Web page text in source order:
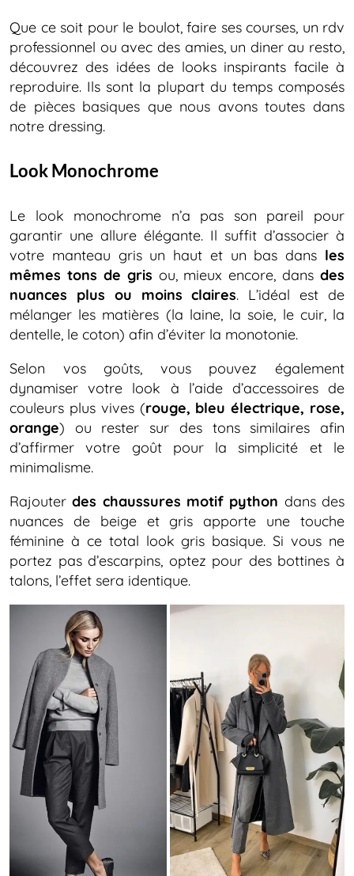
Que ce soit pour le boulot, faire ses courses, un rdv
professionnel ou avec des amies, un diner au resto,
découvrez des idées de looks inspirants facile à
reproduire. Ils sont la plupart du temps composés
de pièces basiques que nous avons toutes dans
notre dressing.
Look Monochrome
Le look monochrome n’a pas son pareil pour
garantir une allure élégante. Il suffit d’associer à
votre manteau gris un haut et un bas dans les
mêmes tons de gris ou, mieux encore, dans des
nuances plus ou moins claires. L’idéal est de
mélanger les matières (la laine, la soie, le cuir, la
dentelle, le coton) afin d’éviter la monotonie.
Selon vos goûts, vous pouvez également
dynamiser votre look à l’aide d’accessoires de
couleurs plus vives (rouge, bleu électrique, rose,
orange) ou rester sur des tons similaires afin
d’affirmer votre goût pour la simplicité et le
minimalisme.
Rajouterdes chaussures motif python dans des
nuances de beige et gris apporte une touche
féminine à ce total look gris basique. Si vous ne
portez pas d’escarpins, optez pour des bottines à
talons, l’effet sera identique.